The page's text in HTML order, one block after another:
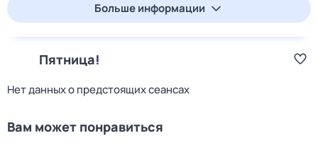
Больше информации
Пятница!
Нет данных о предстоящих сеансах
Вам может понравиться